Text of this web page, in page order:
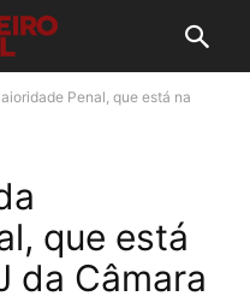
Penal, que está na
que está
da Câmara